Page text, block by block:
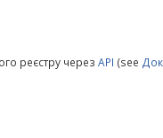
реєстру через API (see